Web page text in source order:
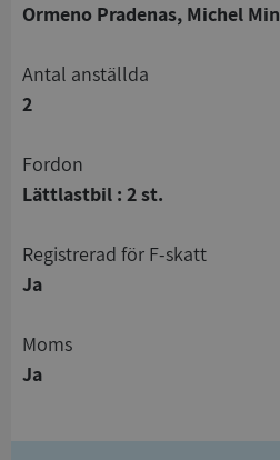
Ormeno Pradenas, Michel
Antal anställda
2
Fordon
Lättlastbil : 2 st.
registrerad för F-skatt
Ja
Moms
Ja